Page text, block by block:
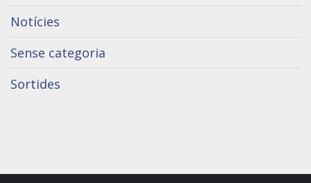
Notícies
Sense categoria
Sortides